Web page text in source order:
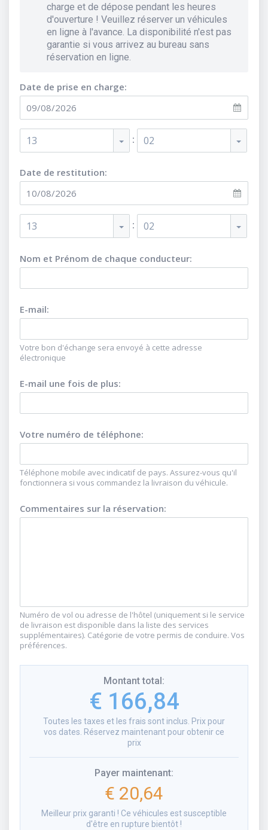
charge et de dépose pendant les heures
d'ouverture ! Veuillez réserver un véhicules
en ligne à l'avance. La disponibilité n'est pas
garantie si vous arrivez au bureau sans
réservation en ligne.
Date de prise en charge:
13 : 02
Date de restitution:
13 : 02
Nom et Prénom de chaque conducteur:
E-mail:
Votre bon d'échange sera envoyé à cette adresse
électronique
E-mail une fois de plus:
Votre numéro de téléphone:
Téléphone mobile avec indicatif de pays. Assurez-vous qu'il
fonctionnera si vous commandez la livraison du véhicule.
Commentaires sur la réservation:
Numéro de vol ou adresse de l'hôtel (uniquement si le service
de livraison est disponible dans la liste des services
supplémentaires). Catégorie de votre permis de conduire. Vos
préférences.
Montant total:
€ 166,84
Toutes les taxes et les frais sont inclus. Prix pour
vos dates. Réservez maintenant pour obtenir ce
prix
Payer maintenant:
€ 20,64
Meilleur prix garanti ! Ce véhicules est susceptible
d'être en rupture bientôt !